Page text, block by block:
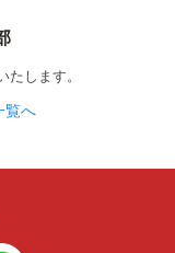
します。
覧へ